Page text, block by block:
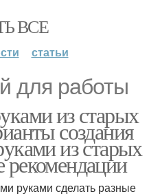
ВСЕ
статьи
для работы
из старых
создания
из старых
руками сделать разные